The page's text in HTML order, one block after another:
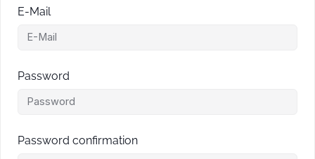
E-Mail
Password
Password confirmation